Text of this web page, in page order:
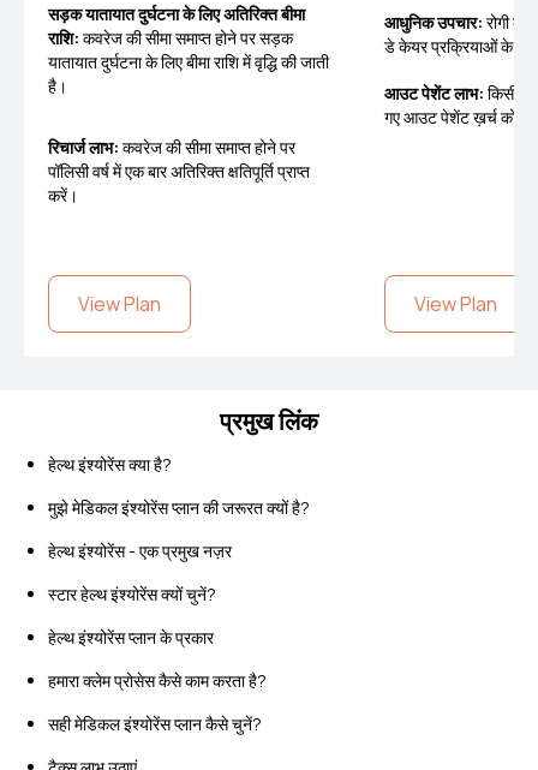
सड़क यातायात दुर्घटना के लिए अतिरिक्त बीमा
राशि: कवरेज की सीमा समाप्त होने पर सड़क
यातायात दुर्घटना के लिए बीमा राशि में वृद्धि की जाती
है।
रिचार्ज लाभ: कवरेज की सीमा समाप्त होने पर
पॉलिसी वर्ष में एक बार अतिरिक्त क्षतिपूर्ति प्राप्त
करें।
View Plan
आधुनिक उपचार: रोगी के
डे केयर प्रक्रियाओं के
आउट पेशेंट लाभ: किसी
गए आउट पेशेंट ख़र्च को
View Plan
प्रमुख लिंक
हेल्थ इंश्योरेंस क्या है?
मुझे मेडिकल इंश्योरेंस प्लान की जरूरत क्यों है?
हेल्थ इंश्योरेंस - एक प्रमुख नज़र
स्टार हेल्थ इंश्योरेंस क्यों चुनें?
हेल्थ इंश्योरेंस प्लान के प्रकार
हमारा क्लेम प्रोसेस कैसे काम करता है?
सही मेडिकल इंश्योरेंस प्लान कैसे चुनें?